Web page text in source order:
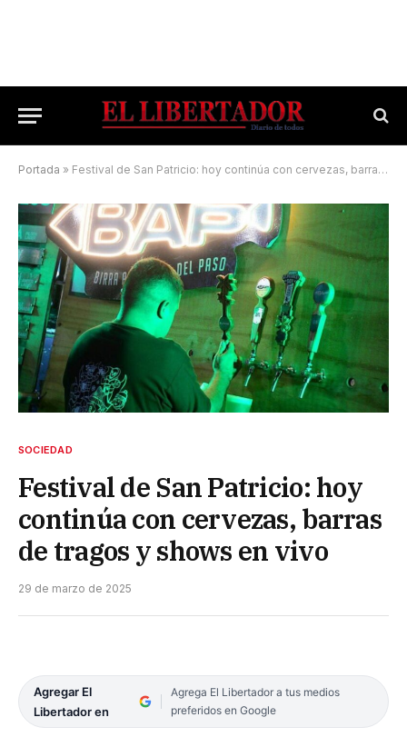
Portada » Festival de San Patricio: hoy continúa con cervezas, barras de tragos y shows en vivo
SOCIEDAD
Festival de San Patricio: hoy
continúa con cervezas, barras
de tragos y shows en vivo
29 de marzo de 2025
Agregar El
Libertador en
Agrega El Libertador a tus medios
preferidos en Google